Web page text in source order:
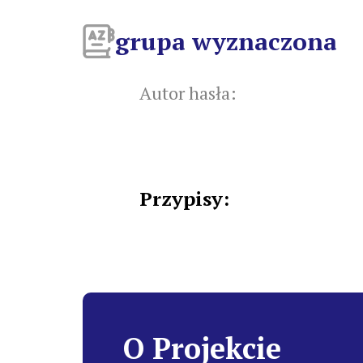
grupa wyznaczona
Autor hasła:
Przypisy:
O Projekcie